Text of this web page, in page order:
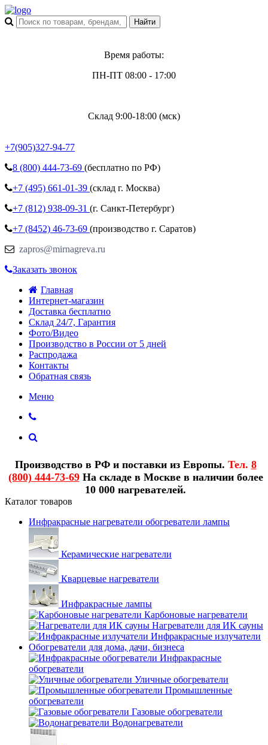
Время работы:
ПН-ПТ 08:00 - 17:00
Склад 9:00-18:00 (мск)
+7(905)327-94-77
8 (800) 444-73-69 (бесплатно по РФ)
+7 (495) 661-01-39 (склад г. Москва)
+7 (812) 938-09-31 (г. Санкт-Петербург)
+7 (8452) 46-73-69 (производство г. Саратов)
zapros@mirnagreva.ru
Заказать звонок
Главная
Интернет-магазин
Доставка бесплатно
Склад 24/7, Гарантия
Фото/Видео
Производство в России от 5 дней
Распродажа
Контакты
Обратная связь
Меню
Производство в РФ и поставки из Европы. Тел. 8
(800) 444-73-69На складе в Москве в наличии более
10 000 нагревателей.
Каталог товаров
Инфракрасные нагреватели обогреватели лампы
Керамические нагреватели
Кварцевые нагреватели
Инфракрасные лампы
Карбоновые нагреватели
Нагреватели для ИК сауны
Инфракрасные излучатели
Обогреватели для дома, дачи, бизнеса
Инфракрасные
обогреватели
Уличные обогреватели
Промышленные
обогреватели
Газовые обогреватели
Водонагреватели